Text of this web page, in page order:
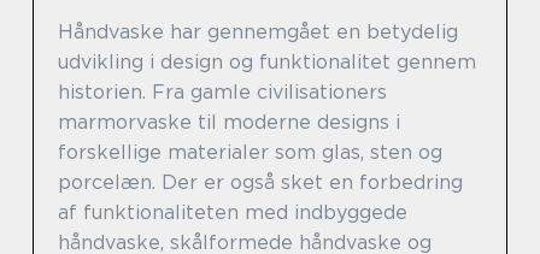
Håndvaske har gennemgået en betydelig
udvikling i design og funktionalitet gennem
historien. Fra gamle civilisationers
marmorvaske til moderne designs i
forskellige materialer som glas, sten og
porcelæn. Der er også sket en forbedring
af funktionaliteten med indbyggede
håndvaske, skålformede håndvaske og